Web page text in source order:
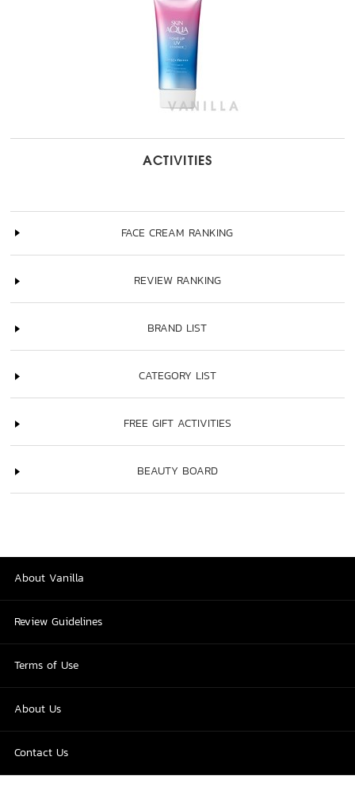
ACTIVITIES
FACE CREAM RANKING
REVIEW RANKING
BRAND LIST
CATEGORY LIST
FREE GIFT ACTIVITIES
BEAUTY BOARD
About Vanilla
Review Guidelines
Terms of Use
About Us
Contact Us